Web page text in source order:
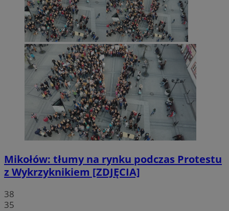
Mikołów: tłumy na rynku podczas Protestu
z Wykrzyknikiem [ZDJĘCIA]
38
35